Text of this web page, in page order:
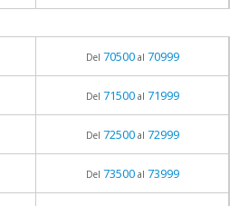
Del 70500al 70999
Del 71500al 71999
Del 72500al 72999
Del 73500al 73999